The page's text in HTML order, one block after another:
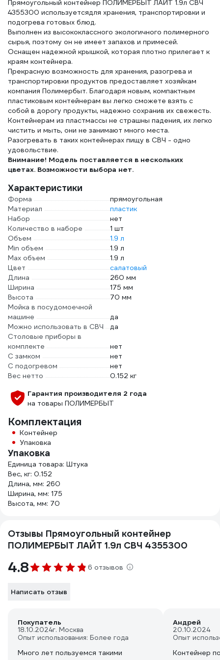
Прямоугольный контейнер ПОЛИМЕРБЫТ ЛАЙТ 1.9л СВЧ
4355300 используетсядля хранения, транспортировки и
подогрева готовых блюд.
Выполнен из высококлассного экологичного полимерного
сырья, поэтому он не имеет запахов и примесей.
Оснащен надежной крышкой, которая плотно прилегает к
краям контейнера.
Прекрасную возможность для хранения, разогрева и
транспортировки продуктов предоставляет хозяйкам
компания Полимербыт. Благодаря новым, компактным
пластиковым контейнерам вы легко сможете взять с
собой в дорогу продукты, надежно сохранив их свежесть.
Контейнерам из пластмассы не страшны падения, их легко
чистить и мыть, они не занимают много места.
Разогревать в таких контейнерах пищу в СВЧ - одно
удовольствие.
Внимание! Модель поставляется в нескольких
цветах. Возможности выбора нет.
Характеристики
Форма
прямоугольная
Материал
пластик
Набор
нет
Количество в наборе
1 шт
Объем
1.9 л
Min объем
1.9 л
Max объем
1.9 л
Цвет
салатовый
Длина
260 мм
Ширина
175 мм
Высота
70 мм
Мойка в посудомоечной
машине
да
Можно использовать в СВЧ
да
Столовые приборы в
комплекте
нет
С замком
нет
С подогревом
нет
Вес нетто
0.152 кг
Гарантия производителя 2 года
на товары ПОЛИМЕРБЫТ
Комплектация
Контейнер
Упаковка
Упаковка
Единица товара: Штука
Вес, кг: 0.152
Длина, мм: 260
Ширина, мм: 175
Высота, мм: 70
Отзывы Прямоугольный контейнер
ПОЛИМЕРБЫТ ЛАЙТ 1.9л СВЧ 4355300
4.8 6 отзывов
Написать отзыв
Покупатель
18.10.2024г. Москва
Опыт использования: Более года
Много лет пользуемся такими
Андрей
20.10.2024
Опыт
Контейнер